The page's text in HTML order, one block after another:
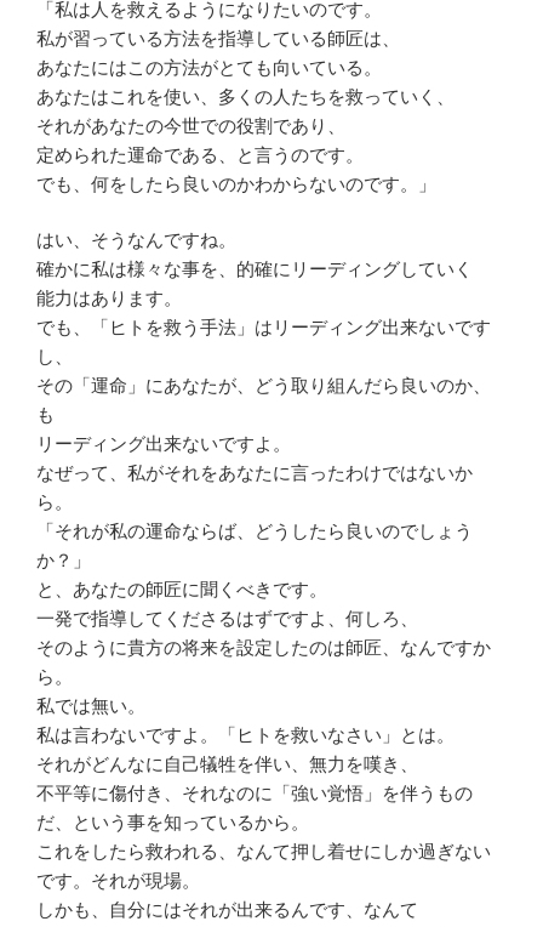
「私は人を救えるようになりたいのです。
私が習っている方法を指導している師匠は、
あなたにはこの方法がとても向いている。
あなたはこれを使い、多くの人たちを救っていく、
それがあなたの今世での役割であり、
定められた運命である、と言うのです。
でも、何をしたら良いのかわからないのです。」
はい、そうなんですね。
確かに私は様々な事を、的確にリーディングしていく
能力はあります。
でも、「ヒトを救う手法」はリーディング出来ないです
し、
その「運命」にあなたが、どう取り組んだら良いのか、
も
リーディング出来ないですよ。
なぜって、私がそれをあなたに言ったわけではないか
ら。
「それが私の運命ならば、どうしたら良いのでしょう
か？」
と、あなたの師匠に聞くべきです。
一発で指導してくださるはずですよ、何しろ、
そのように貴方の将来を設定したのは師匠、なんですか
ら。
私では無い。
私は言わないですよ。「ヒトを救いなさい」とは。
それがどんなに自己犠牲を伴い、無力を嘆き、
不平等に傷付き、それなのに「強い覚悟」を伴うもの
だ、という事を知っているから。
これをしたら救われる、なんて押し着せにしか過ぎない
です。それが現場。
しかも、自分にはそれが出来るんです、なんて